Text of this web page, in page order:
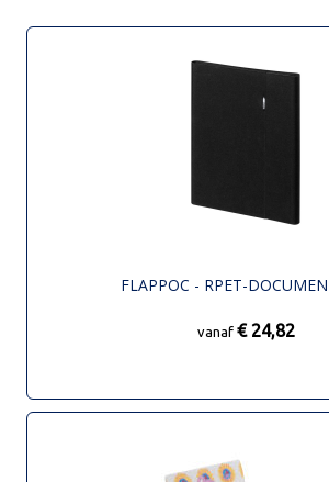
FLAPPOC - RPET-
vanaf € 24,82